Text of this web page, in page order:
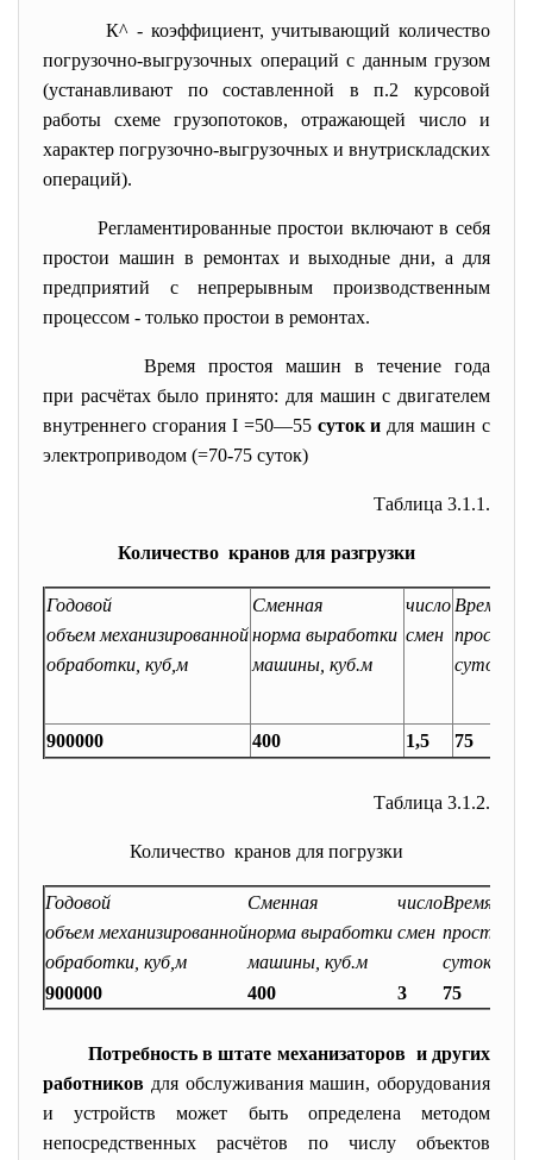
К^ - коэффициент, учитывающий количество
погрузочно-выгрузочных операций с данным грузом
(устанавливают по составленной в п.2 курсовой
работы схеме грузопотоков, отражающей число и
характер погрузочно-выгрузочных и внутрискладских
операций).
Регламентированныепростои включают в себя
простои машин в ремонтах и выходные дни, а для
предприятий с непрерывным производственным
процессом - только простои в ремонтах.
Время простоя машин в течение года
при расчётах было принято: для машин с двигателем
внутреннего сгорания I =50—55суток и для машин с
электроприводом (=70-75 суток)
Таблица 3.1.1.
Количество кранов для разгрузки
Годовой
объем механизированной
обработки, куб,м
Сменная
норма выработки
машины, куб.м
число
смен
Время
простоя
суток
900000 400 1,5 75
Таблица 3.1.2.
Количество кранов для погрузки
Годовой
объем механизированной
обработки, куб,м
Сменная
норма выработки
машины, куб.м
число
смен
Время
простоя
суток
900000
400 3 75
Потребность в штате механизаторов и других
работников для обслуживания машин, оборудования
и устройств может быть определена методом
непосредственных расчётов по числу объектов